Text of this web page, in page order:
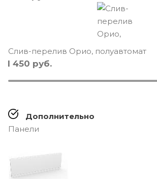
Слив-перелив Орио, полуавтомат
1 450 руб.
Дополнительно
Панели